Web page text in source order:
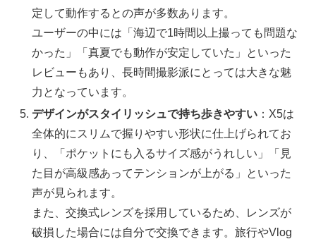
定して動作するとの声が多数あります。
ユーザーの中には「海辺で1時間以上撮っても問題な
かった」「真夏でも動作が安定していた」といった
レビューもあり、長時間撮影派にとっては大きな魅
力となっています。
デザインがスタイリッシュで持ち歩きやすい ：X5は
全体的にスリムで握りやすい形状に仕上げられてお
り、「ポケットにも入るサイズ感がうれしい」「見
た目が高級感あってテンションが上がる」といった
声が見られます。
また、交換式レンズを採用しているため、レンズが
破損した場合には自分で交換できます。旅行やVlog